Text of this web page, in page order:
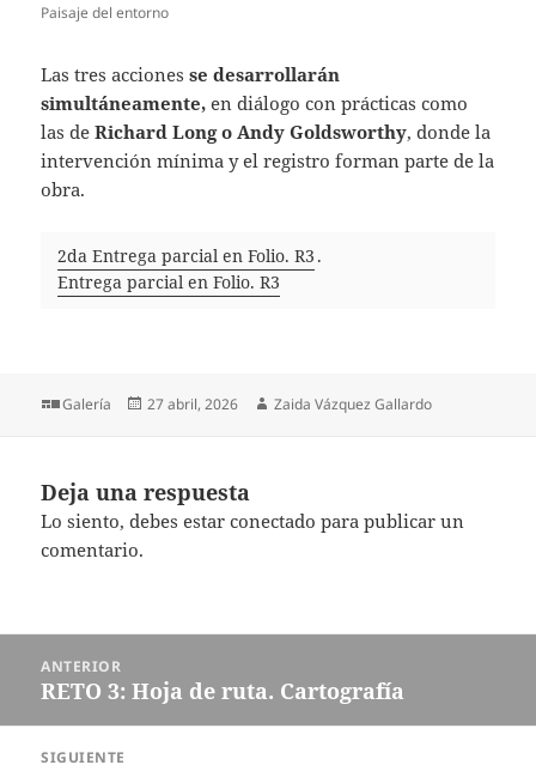
Paisaje del entorno
Las tres accionesse desarrollarán
simultáneamente, en diálogo con prácticas como
las deRichard Longo Andy Goldsworthy, donde la
intervención mínima y el registro forman parte de la
obra.
2da Entrega parcial en Folio. R3 .
Entrega parcial en Folio. R3
Formato
Galería
Publicado
27 abril, 2026 Autor
Zaida Vázquez Gallardo
Deja una respuesta
Lo siento, debes estarconectado para publicar un
comentario.
entradas
ANTERIOR
Entrada
RETO 3: Hoja de ruta. Cartografía
SIGUIENTE